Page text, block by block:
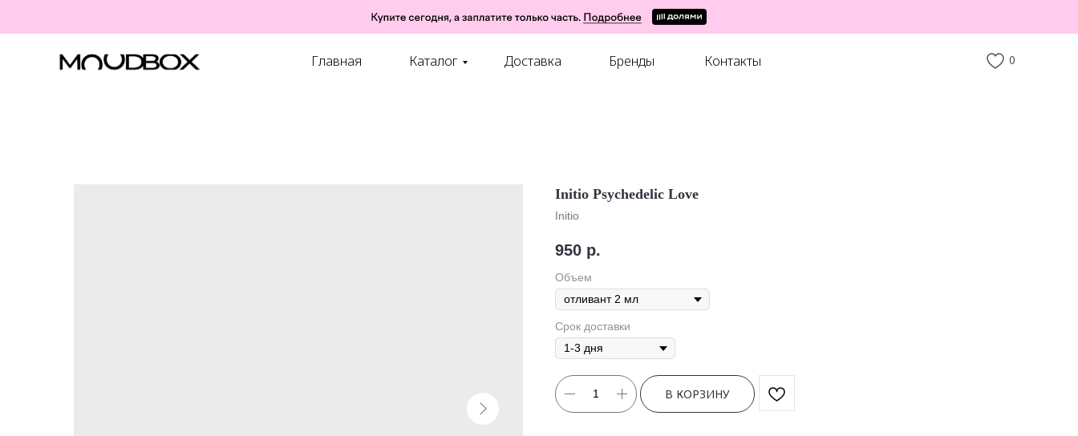
Бренды Контакты
Доставка
Каталог
Главная 0
Initio Psychedelic Love
Initio
950 р.
Объем
Срок доставки
В КОРЗИНУ